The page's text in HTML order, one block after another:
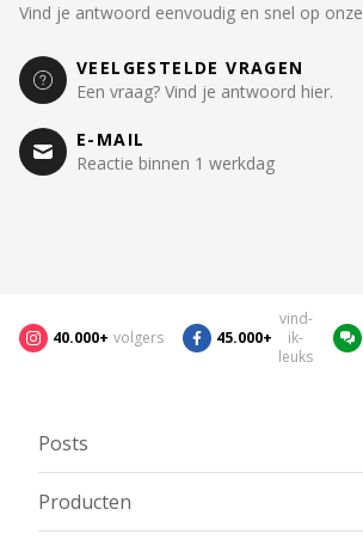
Vind je antwoord eenvoudig en snel op onze
VEELGESTELDE VRAGEN
Een vraag? Vind je antwoord hier.
E-MAIL
Reactie binnen 1 werkdag
40.000+ volgers 45.000+
vind-
ik-
leuks
Posts
Producten